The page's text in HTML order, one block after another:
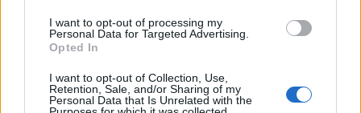
I want to opt-out of processing my
Personal Data for Targeted Advertising.
Opted In
I want to opt-out of Collection, Use,
Retention, Sale, and/or Sharing of my
Personal Data that Is Unrelated with the
Smink: Tóth Árpád
Koreográfia: Hód Adrienn
Támogatók:
NKÖM, NKA, Fővárosi Önkormányzat Színházi Alap,